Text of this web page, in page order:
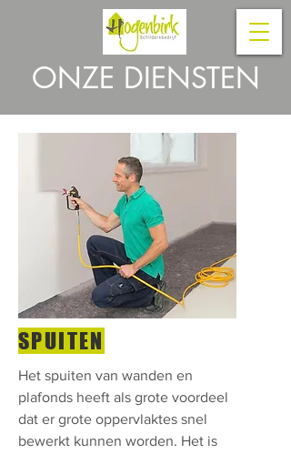
ONZE DIENSTEN
SPUITEN
Het spuiten van wanden en
plafonds heeft als grote voordeel
dat er grote oppervlaktes snel
bewerkt kunnen worden. Het is